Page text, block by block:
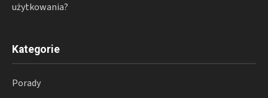
użytkowania?
Kategorie
Porady